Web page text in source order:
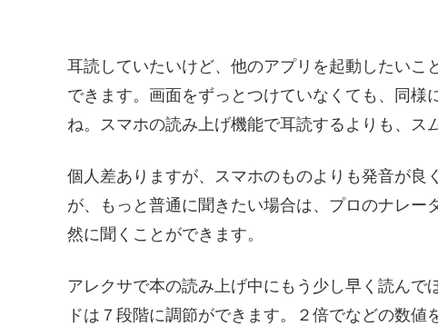
耳読していたいけど、他のアプリを起動したいこ
できます。画面をずっとつけていなくても、同
ね。スマホの読み上げ機能で耳読するよりも、ス
個人差ありますが、スマホのものよりも発音が良
が、もっと普通に聞きたい場合は、プロのナレー
然に聞くことができます。
アレクサで本の読み上げ中にもう少し早く読ん
ドは７段階に調節ができます。２倍でなどの数